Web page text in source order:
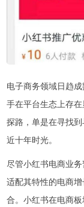
电子商务领域日趋
手在平台生态上存
探路，单是在寻找
近十年时光。
尽管小红书电商业
适配其特性的电商
合。小红书在电商